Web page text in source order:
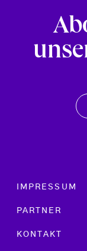
Footer menu
IMPRESSUM
PARTNER
KONTAKT